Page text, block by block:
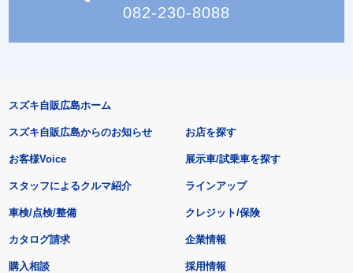
082-230-8088
スズキ自販広島ホーム
スズキ自販広島からのお知らせ
お客様Voice
スタッフによるクルマ紹介
お店を探す
展示車/試乗車を探す
ラインアップ
車検/点検/整備 クレジット/保険
カタログ請求
購入相談
企業情報
採用情報